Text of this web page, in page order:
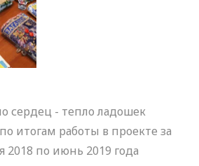
сердец - тепло ладошек
итогам работы в проекте за
2018 по июнь 2019 года​